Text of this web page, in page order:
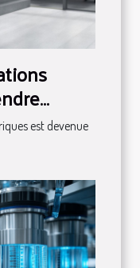
est devenue